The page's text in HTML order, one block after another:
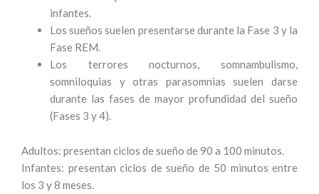
infantes.
Los sueños suelen presentarse durante la Fase 3 y la
Fase REM.
Los terrores nocturnos, somnambulismo,
somniloquias y otras parasomnias suelen darse
durante las fases de mayor profundidad del sueño
(Fases 3 y 4).
Adultos: presentan ciclos de sueño de 90 a 100 minutos.
Infantes: presentan ciclos de sueño de 50 minutos entre
los 3 y 8 meses.